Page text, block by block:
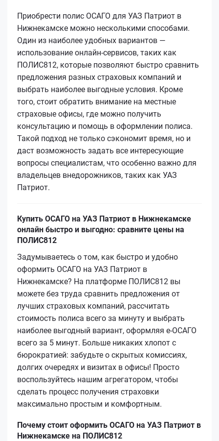
Приобрести полис ОСАГО для УАЗ Патриот в
Нижнекамске можно несколькими способами.
Один из наиболее удобных вариантов —
использование онлайн-сервисов, таких как
ПОЛИС812, которые позволяют быстро сравнить
предложения разных страховых компаний и
выбрать наиболее выгодные условия. Кроме
того, стоит обратить внимание на местные
страховые офисы, где можно получить
консультацию и помощь в оформлении полиса.
Такой подход не только сэкономит время, но и
даст возможность задать все интересующие
вопросы специалистам, что особенно важно для
владельцев внедорожников, таких как УАЗ
Патриот.
Купить ОСАГО на УАЗ Патриот в Нижнекамске
онлайн быстро и выгодно: сравните цены на
ПОЛИС812
Задумываетесь о том, как быстро и удобно
оформить ОСАГО на УАЗ Патриот в
Нижнекамске? На платформе ПОЛИС812 вы
можете без труда сравнить предложения от
лучших страховых компаний, рассчитать
стоимость полиса всего за минуту и выбрать
наиболее выгодный вариант, оформляя е‑ОСАГО
всего за 5 минут. Больше никаких хлопот с
бюрократией: забудьте о скрытых комиссиях,
долгих очередях и визитах в офисы! Просто
воспользуйтесь нашим агрегатором, чтобы
сделать процесс получения страховки
максимально простым и комфортным.
Почему стоит оформить ОСАГО на УАЗ Патриот в
Нижнекамске на ПОЛИС812